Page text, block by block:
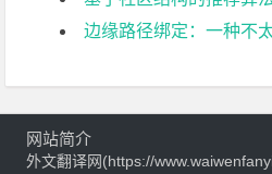
边缘路径绑定：一种不太模糊
网站简介
外文翻译网(https://